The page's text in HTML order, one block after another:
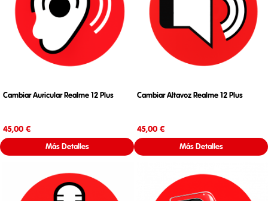
Cambiar Auricular Realme 12 Plus
45,00 €
Más Detalles
Cambiar Altavoz Realme 12 Plus
45,00 €
Más Detalles